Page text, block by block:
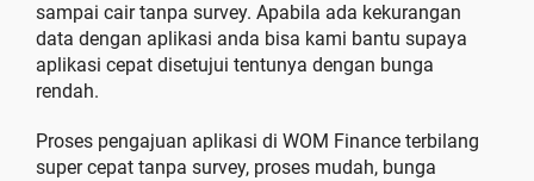
sampai cair tanpa survey. Apabila ada kekurangan
data dengan aplikasi anda bisa kami bantu supaya
aplikasi cepat disetujui tentunya dengan bunga
rendah.
Proses pengajuan aplikasi di WOM Finance terbilang
super cepat tanpa survey, proses mudah, bunga